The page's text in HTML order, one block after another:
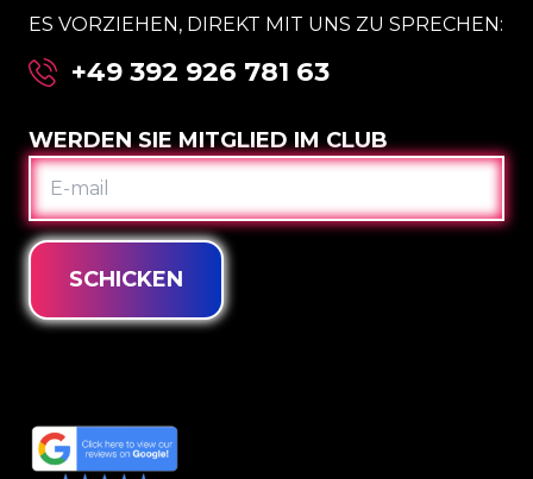
ES VORZIEHEN, DIREKT MIT UNS ZU SPRECHEN:
+49 392 926 781 63
WERDEN SIE MITGLIED IM CLUB
E-
MAIL
SCHICKEN